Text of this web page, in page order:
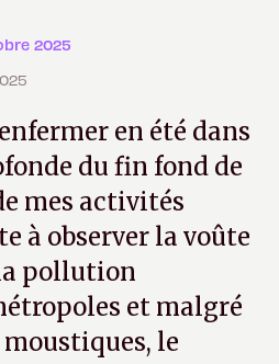
2025
en été dans
du fin fond de
mes activités
à observer la voûte
pollution
et malgré
moustiques, le